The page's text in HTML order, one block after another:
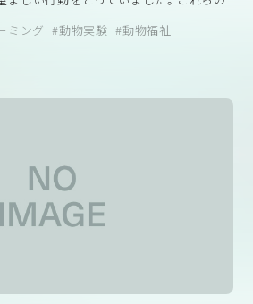
環境エンリッチメントの継続的な改善
内の他の研究グループでの再発を防止
する能力があること
付ける実験データがないことが原因と
ことが報告されました。動物福祉に満足
度が１日１回以下であると回答していま
しもケアの回数に比例するわけではあり
度が高い施設では相対的に観察頻度が高
このように、動物に対して単にケアする
する回答（上記論文から引用）
れた実験犬の適応能力の高さを示すもの
ブな結果であったと著者らは考えていま
いうことではなく、一般社会に上手く適
れば、動物実験実施者としての実験動物
ますし、嬉しくも感じるのではないでし
ミング 動物実験
動物福祉